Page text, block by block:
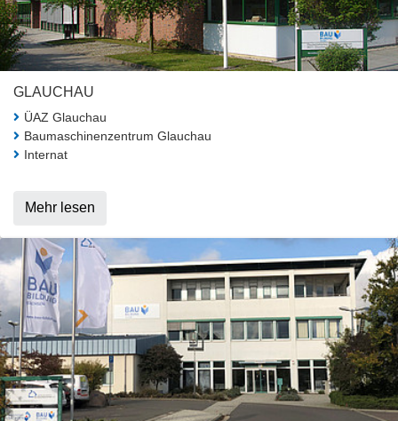
GLAUCHAU
ÜAZ Glauchau
Baumaschinenzentrum Glauchau
Internat
Mehr lesen